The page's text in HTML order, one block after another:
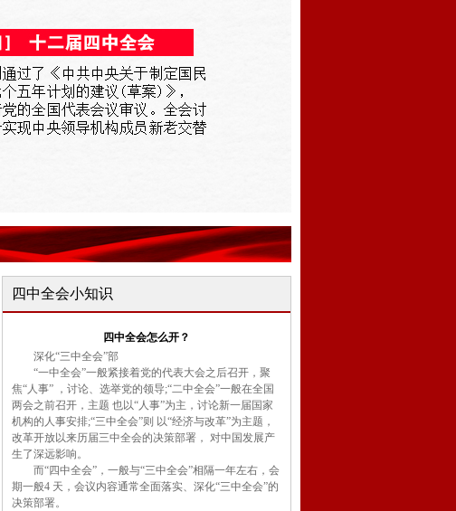
四中全会小知识
四中全会怎么开？
深化“三中全会”部
“一中全会”一般紧接着党的代表大会之后召开，聚
焦“人事” ，讨论、选举党的领导;“二中全会”一般在全国
两会之前召开，主题 也以“人事”为主，讨论新一届国家
机构的人事安排;“三中全会”则 以“经济与改革”为主题，
改革开放以来历届三中全会的决策部署， 对中国发展产
生了深远影响。
而“四中全会”，一般与“三中全会”相隔一年左右，会
期一般4 天，会议内容通常全面落实、深化“三中全会”的
决策部署。